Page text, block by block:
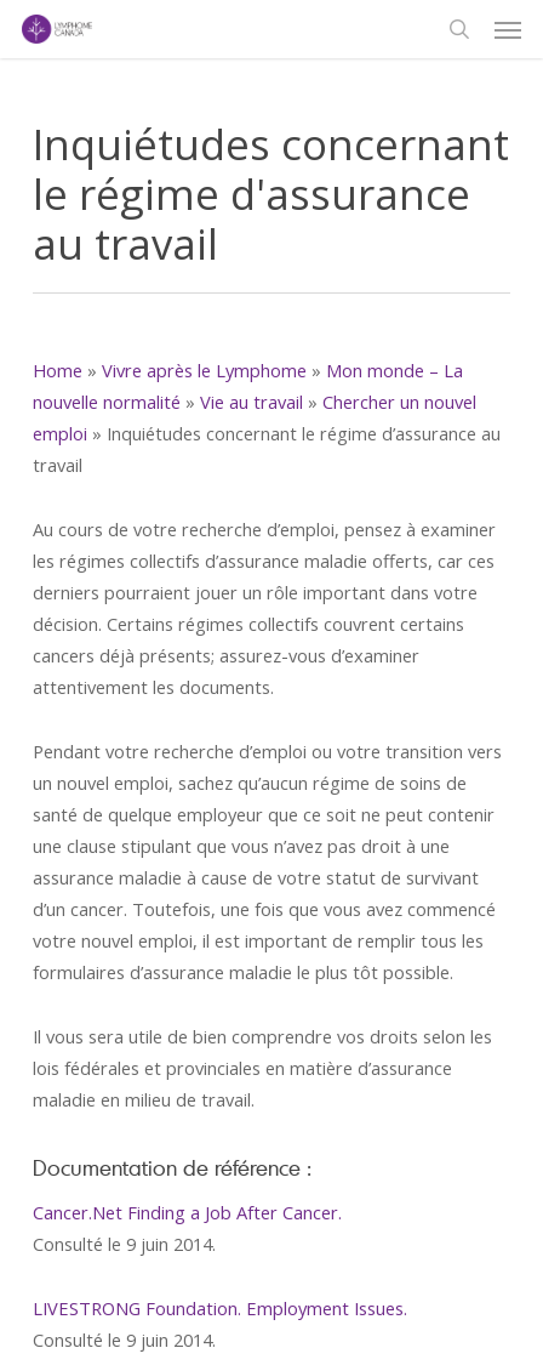
Skip
Inquiétudes concernant
le régime d'assurance
au travail
Home » Vivre après le Lymphome » Mon monde – La
nouvelle normalité » Vie au travail » Chercher un nouvel
emploi » Inquiétudes concernant le régime d’assurance au
travail
Au cours de votre recherche d’emploi, pensez à examiner
les régimes collectifs d’assurance maladie offerts, car ces
derniers pourraient jouer un rôle important dans votre
décision. Certains régimes collectifs couvrent certains
cancers déjà présents; assurez-vous d’examiner
attentivement les documents.
Pendant votre recherche d’emploi ou votre transition vers
un nouvel emploi, sachez qu’aucun régime de soins de
santé de quelque employeur que ce soit ne peut contenir
une clause stipulant que vous n’avez pas droit à une
assurance maladie à cause de votre statut de survivant
d’un cancer. Toutefois, une fois que vous avez commencé
votre nouvel emploi, il est important de remplir tous les
formulaires d’assurance maladie le plus tôt possible.
Il vous sera utile de bien comprendre vos droits selon les
lois fédérales et provinciales en matière d’assurance
maladie en milieu de travail.
Documentation de référence :
Cancer.Net Finding a Job After Cancer.
Consulté le 9 juin 2014.
LIVESTRONG Foundation. Employment Issues.
Consulté le 9 juin 2014.